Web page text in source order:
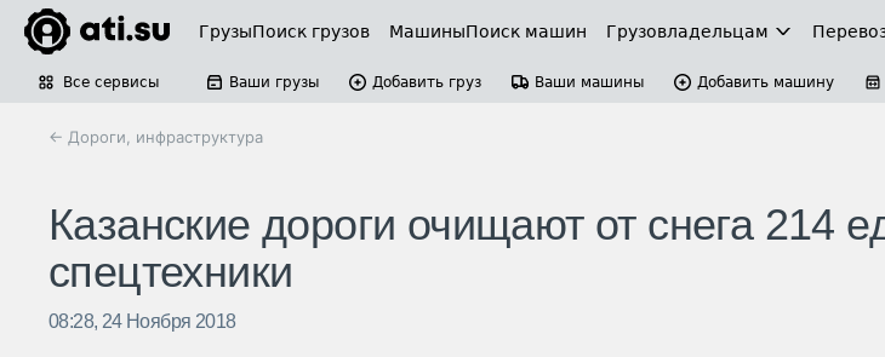
ГрузыПоиск грузов МашиныПоиск машин Грузовладельцам
Все сервисы Ваши грузы Добавить груз Ваши машины Добавить машину
← Дороги, инфраструктура
Казанские дороги очищают от снега 214
спецтехники
08:28, 24 Ноября 2018